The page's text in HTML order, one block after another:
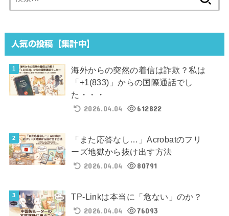
索:
人気の投稿【集計中】
海外からの突然の着信は詐欺？私は
「+1(833)」からの国際通話でし
た・・・
2026.04.04
612822
「また応答なし…」Acrobatのフリ
ーズ地獄から抜け出す方法
2026.04.04
80791
TP-Linkは本当に「危ない」のか？
2026.04.04
76093